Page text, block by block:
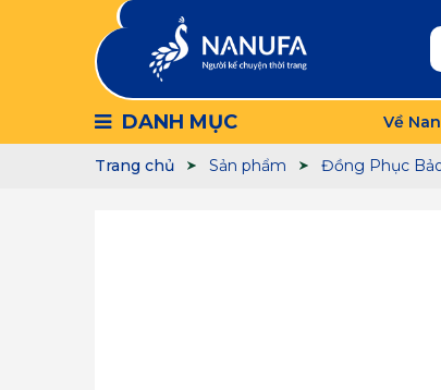
DANH MỤC Về
Trang chủ Sản phẩm Đồng Phục